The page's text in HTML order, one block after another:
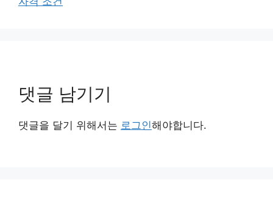
댓글 남기기
댓글을 달기 위해서는 로그인해야합니다.